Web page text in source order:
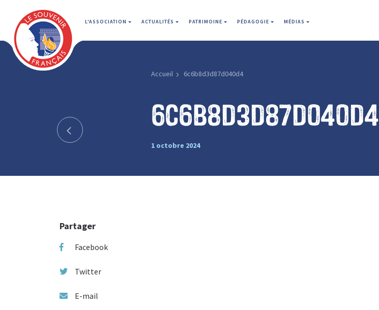
L'ASSOCIATION ACTUALITÉS PATRIMOINE PÉDAGOGIE MÉDIAS
Accueil 6c6b8d3d87d040d4
6c6b8d3d87d040d4
1 octobre 2024
Partager
Facebook
Twitter
E-mail